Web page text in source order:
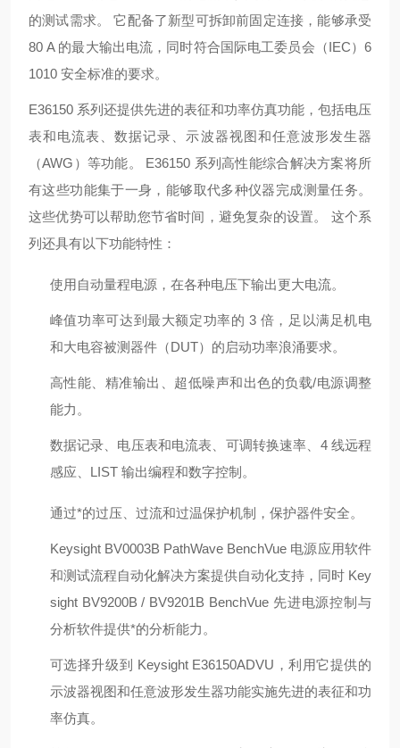
的测试需求。 它配备了新型可拆卸前固定连接，能够承受
80 A 的最大输出电流，同时符合国际电工委员会（IEC）6
1010 安全标准的要求。
E36150 系列还提供先进的表征和功率仿真功能，包括电压
表和电流表、数据记录、示波器视图和任意波形发生器
（AWG）等功能。 E36150 系列高性能综合解决方案将所
有这些功能集于一身，能够取代多种仪器完成测量任务。
这些优势可以帮助您节省时间，避免复杂的设置。 这个系
列还具有以下功能特性：
使用自动量程电源，在各种电压下输出更大电流。
峰值功率可达到最大额定功率的 3 倍，足以满足机电
和大电容被测器件（DUT）的启动功率浪涌要求。
高性能、精准输出、超低噪声和出色的负载/电源调整
能力。
数据记录、电压表和电流表、可调转换速率、4 线远程
感应、LIST 输出编程和数字控制。
通过*的过压、过流和过温保护机制，保护器件安全。
Keysight BV0003B PathWave BenchVue 电源应用软件
和测试流程自动化解决方案提供自动化支持，同时 Key
sight BV9200B / BV9201B BenchVue 先进电源控制与
分析软件提供*的分析能力。
可选择升级到 Keysight E36150ADVU，利用它提供的
示波器视图和任意波形发生器功能实施先进的表征和功
率仿真。